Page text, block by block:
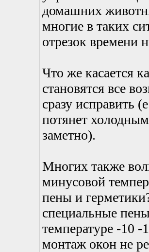
домашних
многие в таких
отрезок времени
Что же касается
становятся все
сразу исправить
потянет
заметно).
Многих также
минусовой
пены и
специальные
температуре -10
монтаж окон не